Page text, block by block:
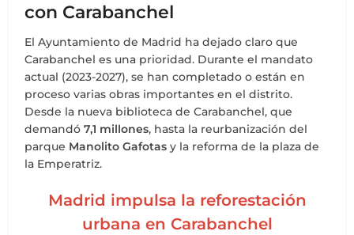
con Carabanchel
El Ayuntamiento de Madrid ha dejado claro que
Carabanchel es una prioridad. Durante el mandato
actual (2023-2027), se han completado o están en
proceso varias obras importantes en el distrito.
Desde la nueva biblioteca de Carabanchel, que
demandó7,1 millones, hasta la reurbanización del
parque Manolito Gafotas y la reforma de la plaza de
la Emperatriz.
Madrid impulsa la reforestación
urbana en Carabanchel